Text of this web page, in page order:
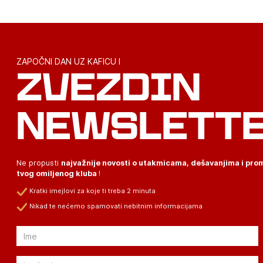
ZAPOČNI DAN UZ KAFICU I
ZVEZDIN
Ne propusti najvažnije novosti o utakmicama, dešavanjima i
tvog omiljenog kluba !
Kratki imejlovi za koje ti treba 2 minuta
Nikad te nećemo spamovati nebitnim informacijama
Email